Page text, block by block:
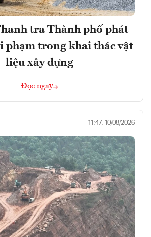
tra Thành phố phát
phạm trong khai thác vật
liệu xây dựng
Đọc ngay
11:47, 10/08/2026